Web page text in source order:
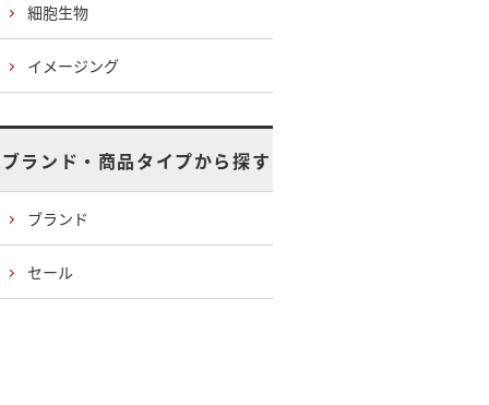
細胞生物
イメージング
ブランド・商品タイプから探す
ブランド
セール